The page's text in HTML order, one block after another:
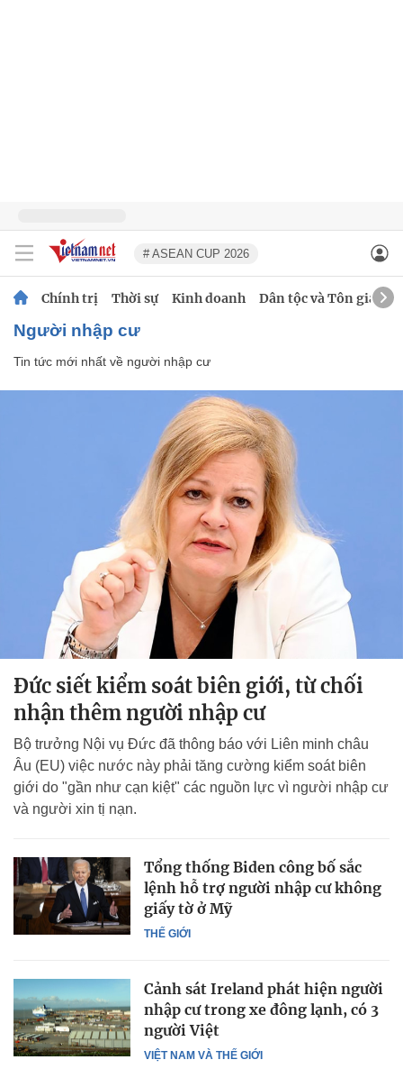
# ASEAN CUP 2026
Chính trị Thời sự Kinh doanh Dân tộc và Tôn giáo
người nhập cư
Tin tức mới nhất về người nhập cư
Đức siết kiểm soát biên giới, từ chối
nhận thêm người nhập cư
Bộ trưởng Nội vụ Đức đã thông báo với Liên minh châu
Âu (EU) việc nước này phải tăng cường kiểm soát biên
giới do "gần như cạn kiệt" các nguồn lực vì người nhập cư
và người xin tị nạn.
THẾ GIỚI
Tổng thống Biden công bố sắc
lệnh hỗ trợ người nhập cư không
giấy tờ ở Mỹ
VIỆT NAM VÀ THẾ GIỚI
Cảnh sát Ireland phát hiện người
nhập cư trong xe đông lạnh, có 3
người Việt